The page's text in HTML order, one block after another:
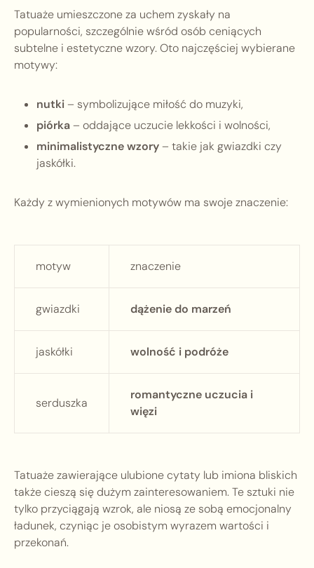
Tatuaże umieszczone za uchem zyskały na
popularności, szczególnie wśród osób ceniących
subtelne i estetyczne wzory. Oto najczęściej wybierane
motywy:
nutki– symbolizujące miłość do muzyki,
piórka– oddające uczucie lekkości i wolności,
minimalistyczne wzory– takie jak gwiazdki czy
jaskółki.
Każdy z wymienionych motywów ma swoje znaczenie:
motyw znaczenie
gwiazdki dążenie do marzeń
jaskółki wolność i podróże
serduszka
romantyczne uczucia i
więzi
Tatuaże zawierające ulubione cytaty lub imiona bliskich
także cieszą się dużym zainteresowaniem. Te sztuki nie
tylko przyciągają wzrok, ale niosą ze sobą emocjonalny
ładunek, czyniąc je osobistym wyrazem wartości i
przekonań.